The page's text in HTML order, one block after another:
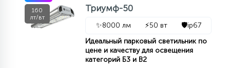
160
лт/вт
Триумф-50
✨8000 лм ⚡50 вт 🛡️ip67
Идеальный парковый светильник по
цене и качеству для освещения
категорий Б3 и В2